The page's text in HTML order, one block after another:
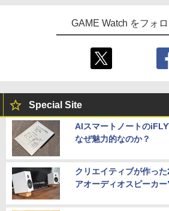
￥5,535
GAME Watch をフォ
Special Site
AIスマートノートの
なぜ魅力的なのか？
クリエイティブが作っ
アオーディオスピーカー